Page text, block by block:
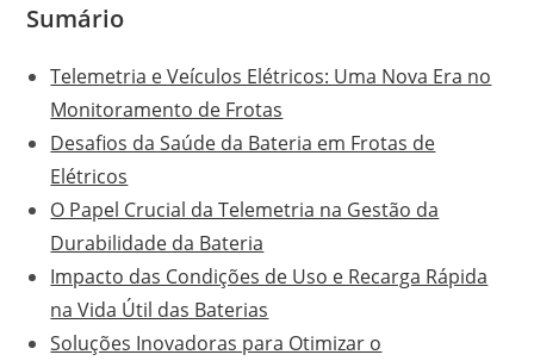
Sumário
Telemetria e Veículos Elétricos: Uma Nova Era no
Monitoramento de Frotas
Desafios da Saúde da Bateria em Frotas de
Elétricos
O Papel Crucial da Telemetria na Gestão da
Durabilidade da Bateria
Impacto das Condições de Uso e Recarga Rápida
na Vida Útil das Baterias
Soluções Inovadoras para Otimizar o